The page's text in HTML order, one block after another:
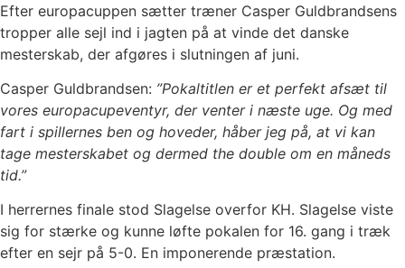
Efter europacuppen sætter træner Casper Guldbrandsens
tropper alle sejl ind i jagten på at vinde det danske
mesterskab, der afgøres i slutningen af juni.
Casper Guldbrandsen: ”Pokaltitlen er et perfekt afsæt til
vores europacupeventyr, der venter i næste uge. Og med
fart i spillernes ben og hoveder, håber jeg på, at vi kan
tage mesterskabet og dermed the double om en måneds
tid.”
I herrernes finale stod Slagelse overfor KH. Slagelse viste
sig for stærke og kunne løfte pokalen for 16. gang i træk
efter en sejr på 5-0. En imponerende præstation.